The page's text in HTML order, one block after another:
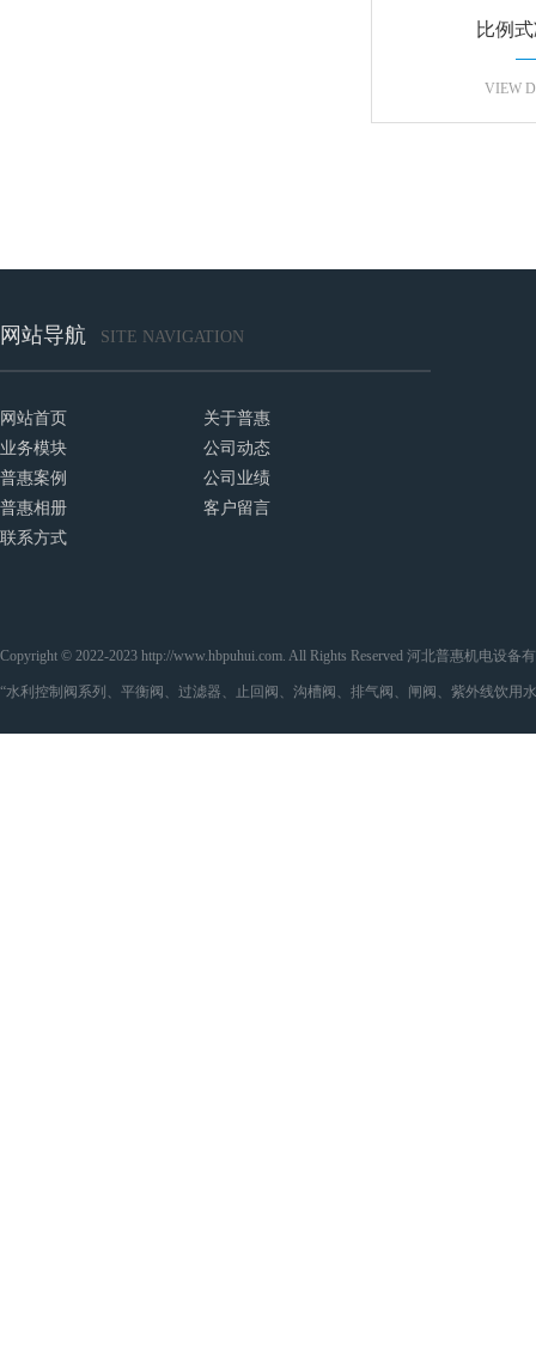
比例
VIEW
网站导航 SITE NAVIGATION
网站首页
关于普惠
业务模块
公司动态
普惠案例
公司业绩
普惠相册
客户留言
联系方式
Copyright © 2022-2023 http://www.hbpuhui.com. All Rights Reserved 河北普惠机电设
“水利控制阀系列、平衡阀、过滤器、止回阀、沟槽阀、排气阀、闸阀、紫外线饮用